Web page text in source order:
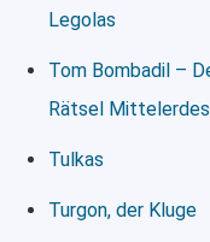
Legolas
Tom Bombadil –
Rätsel Mittelerdes
Tulkas
Turgon, der Kluge